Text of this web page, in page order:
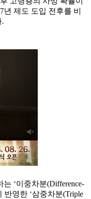
제도 도입 전후를 비
.
‘이중차분(Difference-
반영한 ‘삼중차분(Triple